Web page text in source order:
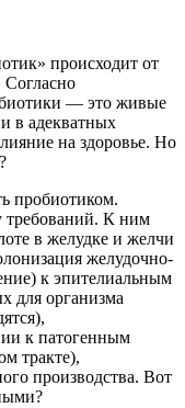
происходит от
— это живые
в адекватных
на здоровье. Но
пробиотиком.
требований. К ним
в желудке и желчи
желудочно-
к эпителиальным
для организма
к патогенным
тракте),
производства. Вот